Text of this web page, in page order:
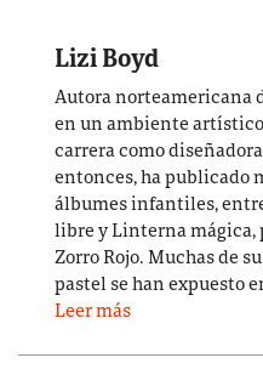
Lizi Boyd
Autora norteamericana
en un ambiente
carrera como
entonces, ha publicado
álbumes infantiles,
libre y Linterna mágica,
Zorro Rojo. Muchas de
pastel se han expuesto
Leer más